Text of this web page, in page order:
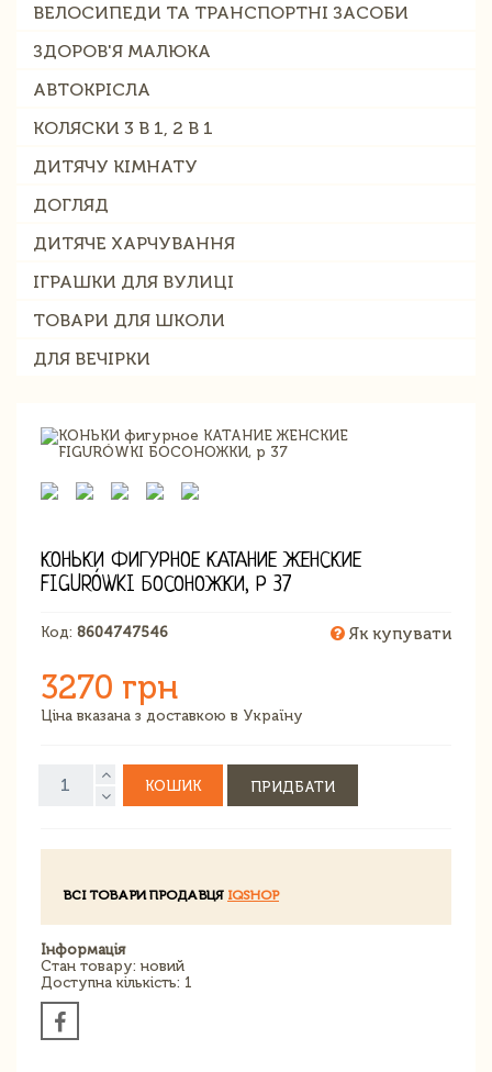
ВЕЛОСИПЕДИ ТА ТРАНСПОРТНІ ЗАСОБИ
ЗДОРОВ'Я МАЛЮКА
АВТОКРІСЛА
КОЛЯСКИ 3 В 1, 2 В 1
ДИТЯЧУ КІМНАТУ
ДОГЛЯД
ДИТЯЧЕ ХАРЧУВАННЯ
ІГРАШКИ ДЛЯ ВУЛИЦІ
ТОВАРИ ДЛЯ ШКОЛИ
ДЛЯ ВЕЧІРКИ
КОНЬКИ ФИГУРНОЕ КАТАНИЕ ЖЕНСКИЕ
FIGURÓWKI БОСОНОЖКИ, Р 37
Код: 8604747546 Як купувати
3270 грн
Ціна вказана з доставкою в Україну
КОШИК ПРИДБАТИ
ВСІ ТОВАРИ ПРОДАВЦЯ IQSHOP
Інформація
Стан товару: новий
Доступна кількість: 1